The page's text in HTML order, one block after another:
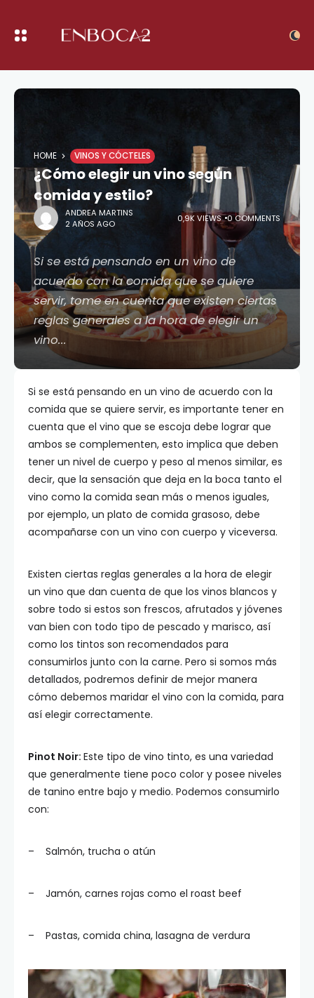
HOME VINOS Y CÓCTELES
¿Cómo elegir un vino según
comida y estilo?
ANDREA MARTINS
2 AÑOS AGO
0,9K VIEWS 0 COMMENTS
Si se está pensando en un vino de
acuerdo con la comida que se quiere
servir, tome en cuenta que existen ciertas
reglas generales a la hora de elegir un
vino...
Si se está pensando en un vino de acuerdo con la
comida que se quiere servir, es importante tener en
cuenta que el vino que se escoja debe lograr que
ambos se complementen, esto implica que deben
tener un nivel de cuerpo y peso al menos similar, es
decir, que la sensación que deja en la boca tanto el
vino como la comida sean más o menos iguales,
por ejemplo, un plato de comida grasoso, debe
acompañarse con un vino con cuerpo y viceversa.
Existen ciertas reglas generales a la hora de elegir
un vino que dan cuenta de que los vinos blancos y
sobre todo si estos son frescos, afrutados y jóvenes
van bien con todo tipo de pescado y marisco, así
como los tintos son recomendados para
consumirlos junto con la carne. Pero si somos más
detallados, podremos definir de mejor manera
cómo debemos maridar el vino con la comida, para
así elegir correctamente.
Pinot Noir: Este tipo de vino tinto, es una variedad
que generalmente tiene poco color y posee niveles
de tanino entre bajo y medio. Podemos consumirlo
con:
– Salmón, trucha o atún
– Jamón, carnes rojas como el roast beef
– Pastas, comida china, lasagna de verdura